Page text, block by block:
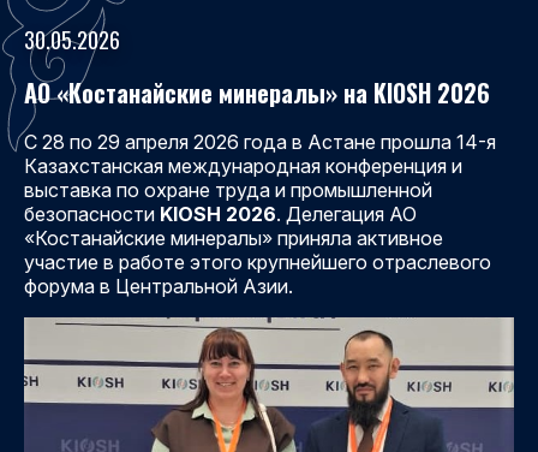
30.05.2026
АО «Костанайские минералы» на KIOSH 2026
С 28 по 29 апреля 2026 года в Астане прошла 14-я
Казахстанская международная конференция и
выставка по охране труда и промышленной
безопасности KIOSH 2026. Делегация АО
«Костанайские минералы» приняла активное
участие в работе этого крупнейшего отраслевого
форума в Центральной Азии.